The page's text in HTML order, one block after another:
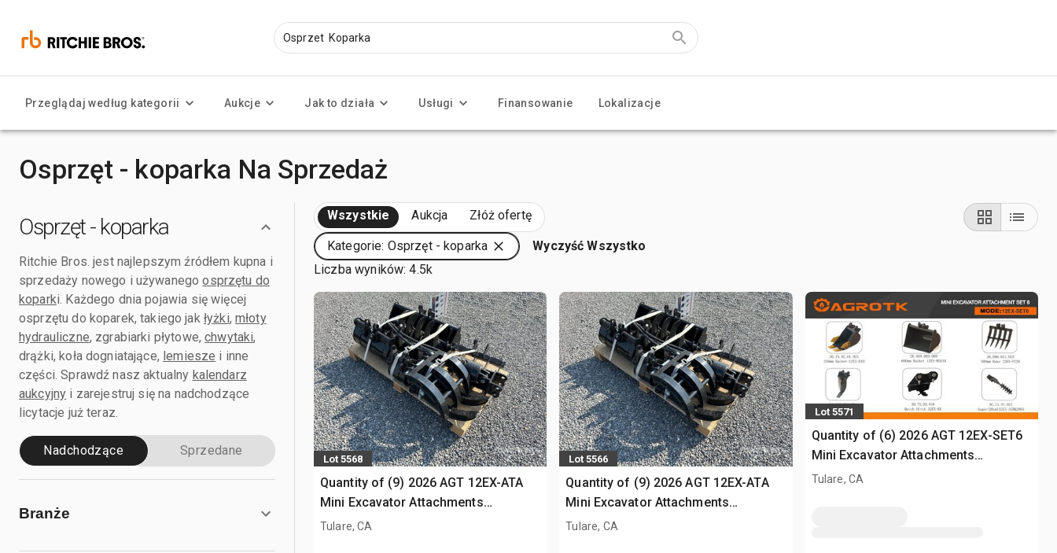
Przeglądaj według kategorii Aukcje Jak to działa Usługi Finansowanie Lokalizacje
Osprzęt - koparka Na Sprzedaż
Osprzęt - koparka
Ritchie Bros. jest najlepszym źródłem kupna i
sprzedaży nowego i używanegoosprzętu do
koparki. Każdego dnia pojawia się więcej
osprzętu do koparek, takiego jak łyżki,młoty
hydrauliczne, zgrabiarki płytowe,chwytaki,
drążki, koła dogniatające, lemiesze i inne
części. Sprawdź nasz aktualny kalendarz
aukcyjny i zarejestruj się na nadchodzące
licytacje już teraz.
Nadchodzące Sprzedane
Branże
Wszystkie Aukcja Złóż ofertę
Kategorie: Osprzęt - koparka
Wyczyść Wszystko
Liczba wyników: 4.5k
Lot 5568
Quantity of (9) 2026 AGT 12EX-ATA
Mini Excavator Attachments
(Unused)
Tulare, CA
Lot 5566
Quantity of (9) 2026 AGT 12EX-ATA
Mini Excavator Attachments
(Unused)
Tulare, CA
Lot 5571
Quantity of (6) 2026 AGT 12EX-SET6
Mini Excavator Attachments
(Unused)
Tulare, CA